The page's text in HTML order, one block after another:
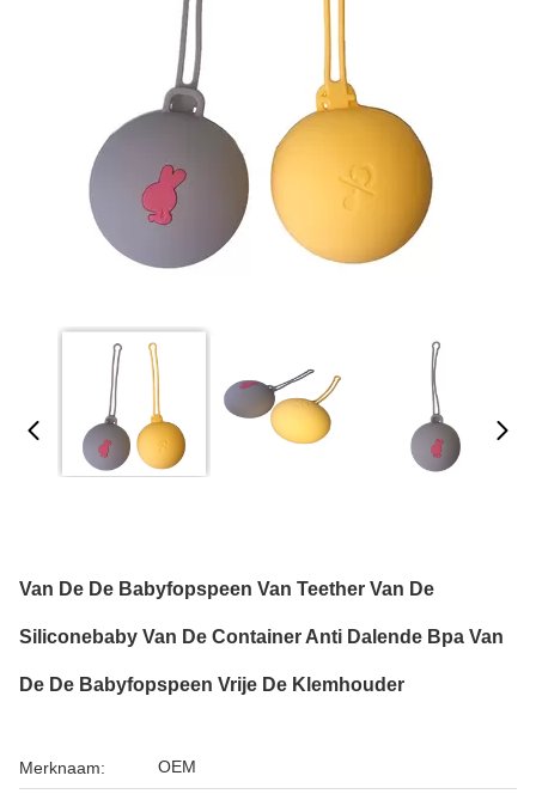
Van De De Babyfopspeen Van Teether Van De
Siliconebaby Van De Container Anti Dalende Bpa Van
De De Babyfopspeen Vrije De Klemhouder
Merknaam: OEM